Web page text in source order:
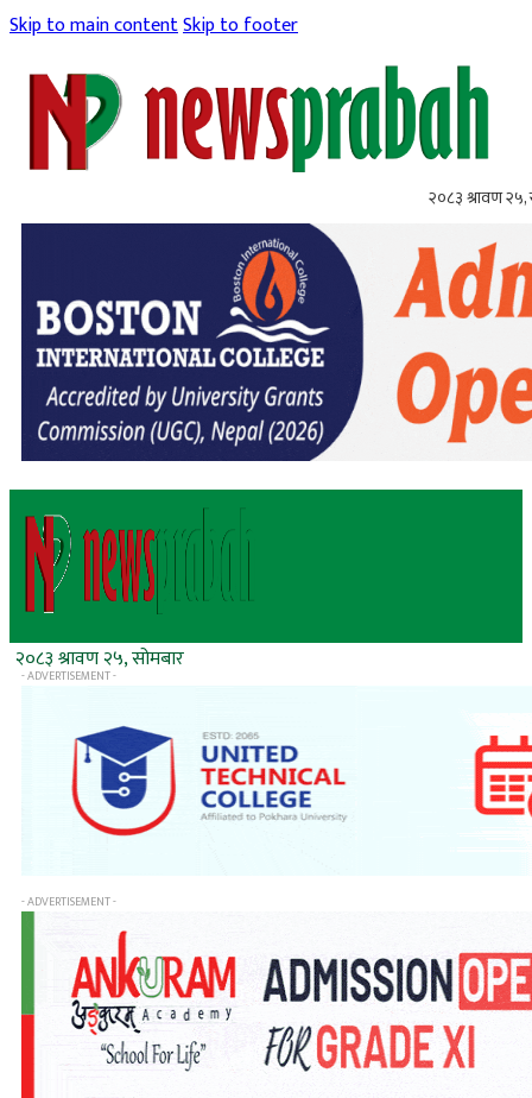
Skip to main contentSkip to footer
२०८३ श्रावण २५,
२०८३ श्रावण २५, सोमबार
- ADVERTISEMENT -
- ADVERTISEMENT -